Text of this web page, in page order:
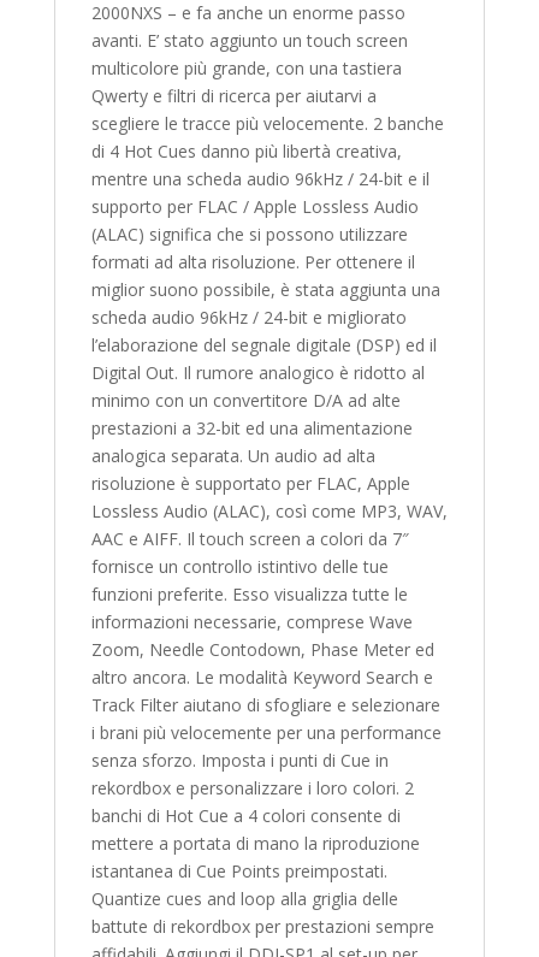
2000NXS – e fa anche un enorme passo
avanti. E’ stato aggiunto un touch screen
multicolore più grande, con una tastiera
Qwerty e filtri di ricerca per aiutarvi a
scegliere le tracce più velocemente. 2 banche
di 4 Hot Cues danno più libertà creativa,
mentre una scheda audio 96kHz / 24-bit e il
supporto per FLAC / Apple Lossless Audio
(ALAC) significa che si possono utilizzare
formati ad alta risoluzione. Per ottenere il
miglior suono possibile, è stata aggiunta una
scheda audio 96kHz / 24-bit e migliorato
l’elaborazione del segnale digitale (DSP) ed il
Digital Out. Il rumore analogico è ridotto al
minimo con un convertitore D/A ad alte
prestazioni a 32-bit ed una alimentazione
analogica separata. Un audio ad alta
risoluzione è supportato per FLAC, Apple
Lossless Audio (ALAC), così come MP3, WAV,
AAC e AIFF. Il touch screen a colori da 7″
fornisce un controllo istintivo delle tue
funzioni preferite. Esso visualizza tutte le
informazioni necessarie, comprese Wave
Zoom, Needle Contodown, Phase Meter ed
altro ancora. Le modalità Keyword Search e
Track Filter aiutano di sfogliare e selezionare
i brani più velocemente per una performance
senza sforzo. Imposta i punti di Cue in
rekordbox e personalizzare i loro colori. 2
banchi di Hot Cue a 4 colori consente di
mettere a portata di mano la riproduzione
istantanea di Cue Points preimpostati.
Quantize cues and loop alla griglia delle
battute di rekordbox per prestazioni sempre